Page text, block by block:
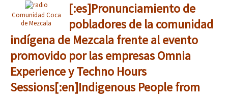
Comunidad Coca
de Mezcala
[:es]Pronunciamiento de
pobladores de la comunidad
indígena de Mezcala frente al evento
promovido por las empresas Omnia
Experience y Techno Hours
Sessions[:en]Indigenous People from